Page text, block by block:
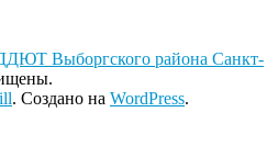
Выборгского района Санкт-
. Создано на WordPress.